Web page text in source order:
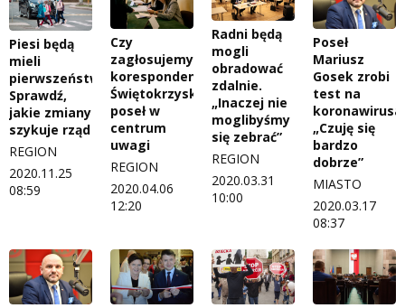
Piesi będą
mieli
pierwszeństwo.
Sprawdź,
jakie zmiany
szykuje rząd
REGION
2020.11.25
08:59
Czy
zagłosujemy
korespondencyjnie?
Świętokrzyski
poseł w
centrum
uwagi
REGION
2020.04.06
12:20
Radni będą
mogli
obradować
zdalnie.
„Inaczej nie
moglibyśmy
się zebrać”
REGION
2020.03.31
10:00
Poseł
Mariusz
Gosek zrobi
test na
koronawirusa.
„Czuję się
bardzo
dobrze”
MIASTO
2020.03.17
08:37